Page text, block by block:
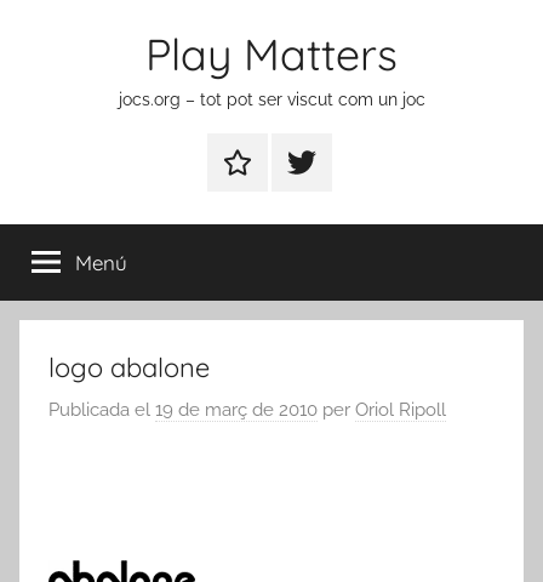
Play Matters
jocs.org – tot pot ser viscut com un joc
ContactarElement
menú
Menú
logo abalone
Publicada el 19 de març de 2010 per Oriol Ripoll